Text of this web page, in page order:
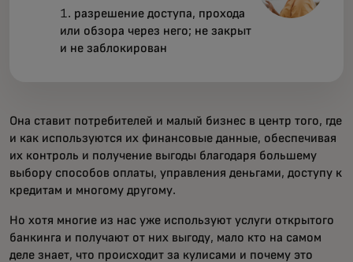
1. разрешение доступа, прохода
или обзора через него; не закрыт
и не заблокирован
Она ставит потребителей и малый бизнес в центр того, где
и как используются их финансовые данные, обеспечивая
их контроль и получение выгоды благодаря большему
выбору способов оплаты, управления деньгами, доступу к
кредитам и многому другому.
Но хотя многие из нас уже используют услуги открытого
банкинга и получают от них выгоду, мало кто на самом
деле знает, что происходит за кулисами и почему это